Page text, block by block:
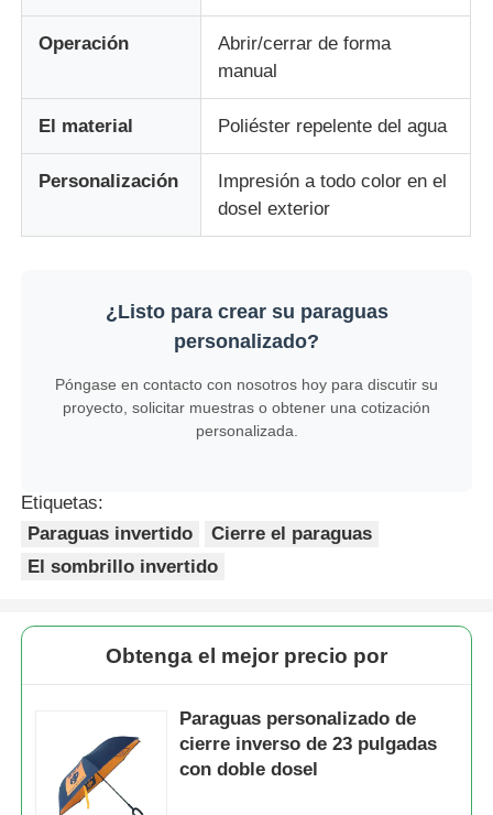
Operación
Abrir/cerrar de forma
manual
El material Poliéster repelente del agua
Personalización
Impresión a todo color en el
dosel exterior
¿Listo para crear su paraguas
personalizado?
Póngase en contacto con nosotros hoy para discutir su
proyecto, solicitar muestras o obtener una cotización
personalizada.
Etiquetas:
Paraguas invertido
Cierre el paraguas
El sombrillo invertido
Obtenga el mejor precio por
Paraguas personalizado de
cierre inverso de 23 pulgadas
con doble dosel